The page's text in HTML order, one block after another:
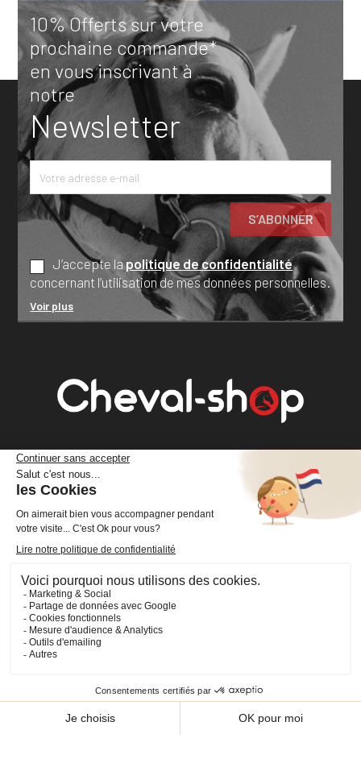
10% Offerts sur votre
prochaine commande*
en vous inscrivant à
notre
Newsletter
J’accepte lapolitique de confidentialité
concernant l’utilisation de mes données personnelles.
Voir plus
France
+33 (0)2 40 36 20 61
Facebook
INFORMATIONS 
PRODUITS